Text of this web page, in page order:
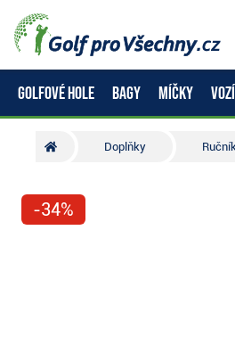
GOLFOVÉ HOLE BAGY MÍČKY
Doplňky
-34%